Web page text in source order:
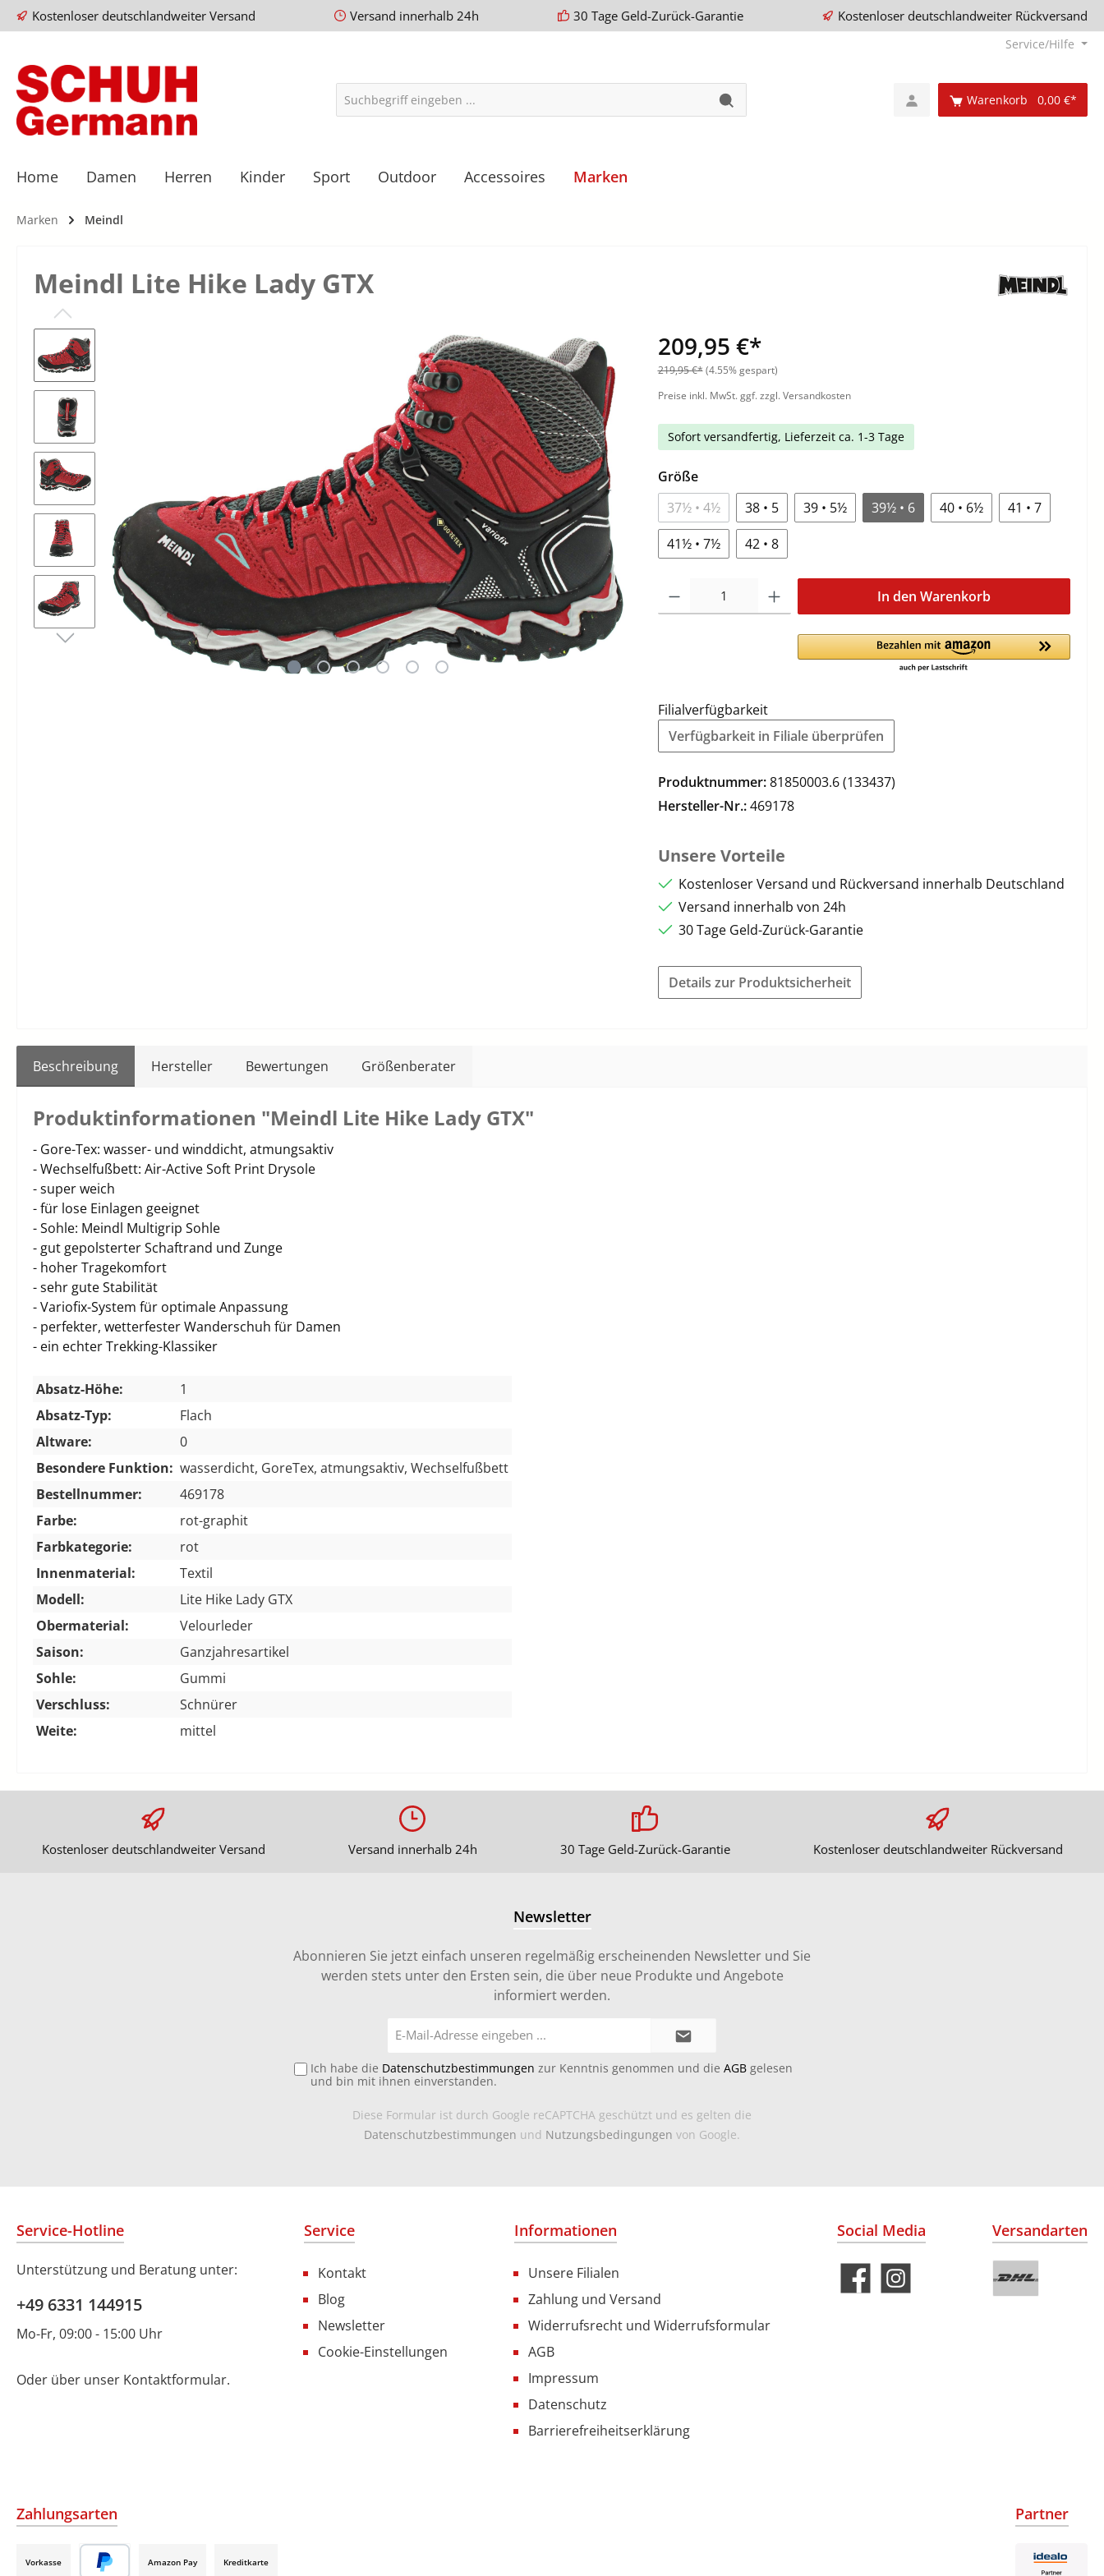
Kostenloser deutschlandweiter Versand Versand innerhalb 24h 30 Tage Geld-Zurück-Garantie Kostenloser deutschlandweiter Rückversand
Service/Hilfe
Warenkorb 0,00 €*
Home Damen Herren Kinder Sport Outdoor Accessoires Marken
Marken Meindl
Meindl Lite Hike Lady GTX
209,95 €*
219,95 €* (4.55% gespart)
Preise inkl. MwSt. ggf. zzgl. Versandkosten
Sofort versandfertig, Lieferzeit ca. 1-3 Tage
Größe
37½ • 4½
38 • 5 39 • 5½ 39½ • 6 40 • 6½
41 • 7
41½ • 7½
42 • 8
In den Warenkorb
Filialverfügbarkeit
Verfügbarkeit in Filiale überprüfen
Produktnummer:81850003.6 (133437)
Hersteller-Nr.:469178
Unsere Vorteile
Kostenloser Versand und Rückversand innerhalb Deutschland
Versand innerhalb von 24h
30 Tage Geld-Zurück-Garantie
Details zur Produktsicherheit
Beschreibung Hersteller Bewertungen Größenberater
Produktinformationen "Meindl Lite Hike Lady GTX"
- Gore-Tex: wasser- und winddicht, atmungsaktiv
- Wechselfußbett: Air-Active Soft Print Drysole
- super weich
- für lose Einlagen geeignet
- Sohle: Meindl Multigrip Sohle
- gut gepolsterter Schaftrand und Zunge
- hoher Tragekomfort
- sehr gute Stabilität
- Variofix-System für optimale Anpassung
- perfekter, wetterfester Wanderschuh für Damen
- ein echter Trekking-Klassiker
Absatz-Höhe:
1
Absatz-Typ:
Flach
Altware:
0
Besondere Funktion: wasserdicht, GoreTex, atmungsaktiv, Wechselfußbett
Bestellnummer:
469178
Farbe:
rot-graphit
Farbkategorie:
rot
Innenmaterial:
Textil
Modell:
Lite Hike Lady GTX
Obermaterial:
Velourleder
Saison:
Ganzjahresartikel
Sohle:
Gummi
Verschluss:
Schnürer
Weite:
mittel
Kostenloser deutschlandweiter Versand Versand innerhalb 24h 30 Tage Geld-Zurück-Garantie Kostenloser deutschlandweiter Rückversand
Newsletter
Abonnieren Sie jetzt einfach unseren regelmäßig erscheinenden Newsletter und Sie
werden stets unter den Ersten sein, die über neue Produkte und Angebote
informiert werden.
Mail-
Ich habe die Datenschutzbestimmungen zur Kenntnis genommen und die AGB gelesen
und bin mit ihnen einverstanden.
Diese Formular ist durch Google reCAPTCHA geschützt und es gelten die
Datenschutzbestimmungen und Nutzungsbedingungen von Google.
Service-Hotline
Unterstützung und Beratung unter:
+49 6331 144915
Mo-Fr, 09:00 - 15:00 Uhr
Oder über unser Kontaktformular.
Service
Kontakt
Blog
Newsletter
Cookie-Einstellungen
Informationen
Unsere Filialen
Zahlung und Versand
Widerrufsrecht und Widerrufsformular
AGB
Impressum
Datenschutz
Barrierefreiheitserklärung
Social Media Versandarten
Zahlungsarten
Vorkasse Amazon Pay Kreditkarte
Partner